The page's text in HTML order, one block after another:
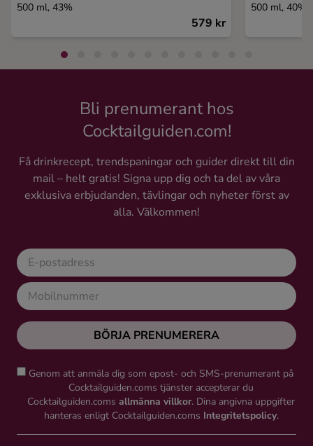
500 ml, 43%
579 kr
500 ml, 40%
Bli prenumerant hos
Cocktailguiden.com!
Få drinkrecept, trendspaningar och guider direkt till din
mail – helt gratis! Signa upp dig och ta del av våra
exklusiva erbjudanden, tävlingar och nyheter först av
alla. Välkommen!
BÖRJA PRENUMERERA
Genom att anmäla dig som epost- och SMS-prenumerant på
Cocktailguiden.coms tjänster accepterar du
Cocktailguiden.coms allmänna villkor. Dina angivna uppgifter
hanteras enligt Cocktailguiden.coms Integritetspolicy.